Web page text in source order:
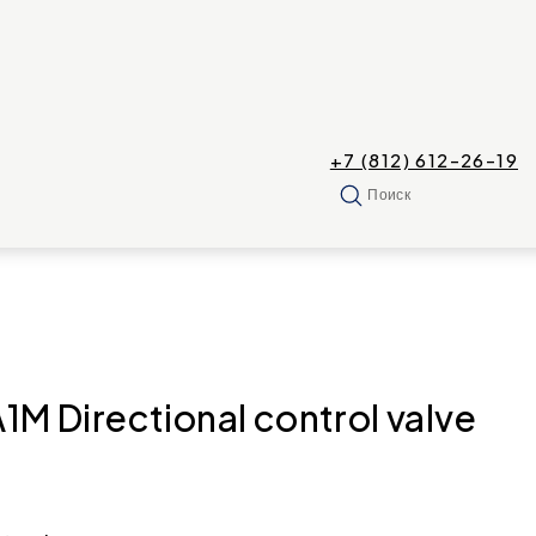
+7 (812) 612-26-19
Поиск
Directional control valve